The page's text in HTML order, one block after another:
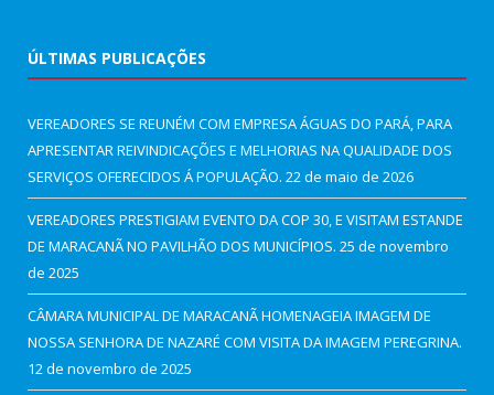
ÚLTIMAS PUBLICAÇÕES
VEREADORES SE REUNÉM COM EMPRESA ÁGUAS DO PARÁ, PARA
APRESENTAR REIVINDICAÇÕES E MELHORIAS NA QUALIDADE DOS
SERVIÇOS OFERECIDOS Á POPULAÇÃO. 22 de maio de 2026
VEREADORES PRESTIGIAM EVENTO DA COP 30, E VISITAM ESTANDE
DE MARACANÃ NO PAVILHÃO DOS MUNICÍPIOS. 25 de novembro
de 2025
CÂMARA MUNICIPAL DE MARACANÃ HOMENAGEIA IMAGEM DE
NOSSA SENHORA DE NAZARÉ COM VISITA DA IMAGEM PEREGRINA.
12 de novembro de 2025